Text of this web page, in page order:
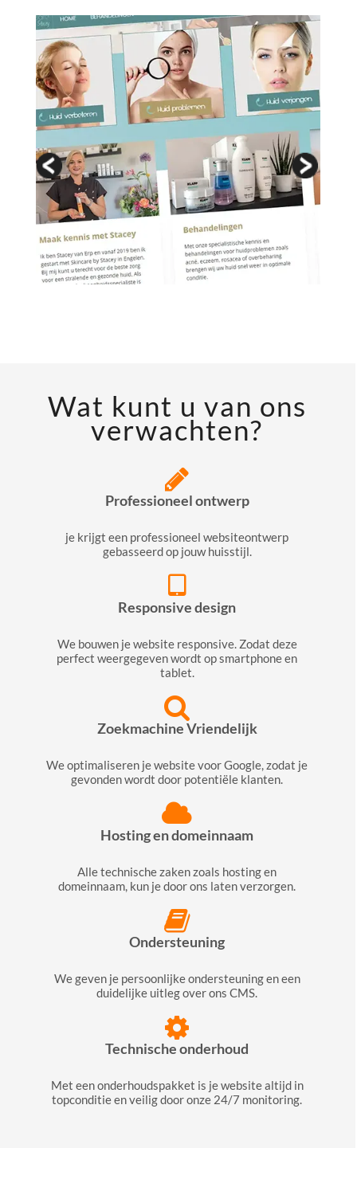
Wat kunt u van ons
verwachten?
Professioneel ontwerp
je krijgt een professioneel websiteontwerp
gebasseerd op jouw huisstijl.
Responsive design
We bouwen je website responsive. Zodat deze
perfect weergegeven wordt op smartphone en
tablet.
Zoekmachine Vriendelijk
We optimaliseren je website voor Google, zodat je
gevonden wordt door potentiële klanten.
Hosting en domeinnaam
Alle technische zaken zoals hosting en
domeinnaam, kun je door ons laten verzorgen.
Ondersteuning
We geven je persoonlijke ondersteuning en een
duidelijke uitleg over ons CMS.
Technische onderhoud
Met een onderhoudspakket is je website altijd in
topconditie en veilig door onze 24/7 monitoring.